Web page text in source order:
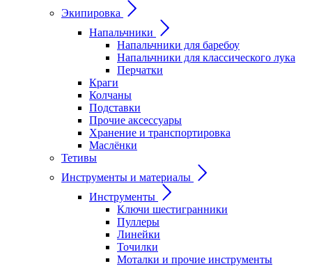
Экипировка
Напальчники
Напальчники для баребоу
Напальчники для классического лука
Перчатки
Краги
Колчаны
Подставки
Прочие аксессуары
Хранение и транспортировка
Маслёнки
Тетивы
Инструменты и материалы
Инструменты
Ключи шестигранники
Пуллеры
Линейки
Точилки
Моталки и прочие инструменты